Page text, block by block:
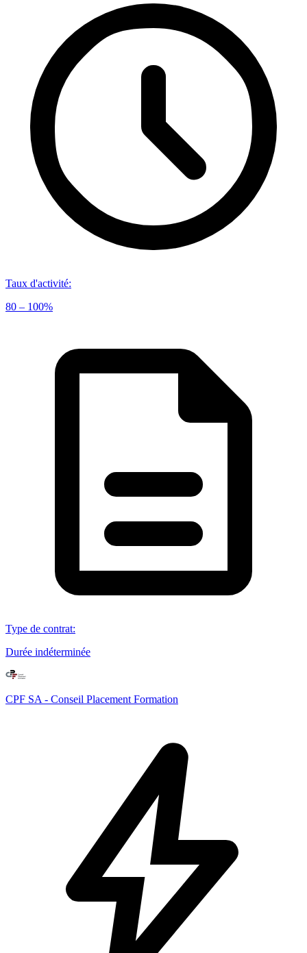
Taux d'activité:
80 – 100%
Type de contrat:
Durée indéterminée
CPF SA - Conseil Placement Formation